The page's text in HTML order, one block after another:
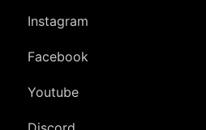
Instagram
Facebook
Youtube